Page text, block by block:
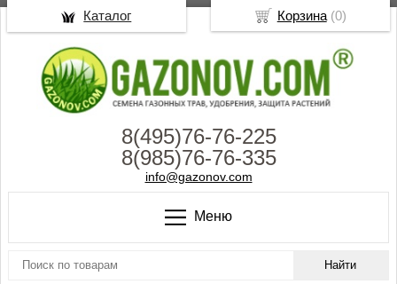
8(495)76-76-225
8(985)76-76-335
info@gazonov.com
Меню
Корзина(0)
Каталог